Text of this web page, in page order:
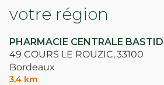
votre région
PHARMACIE CENTRALE
49 COURS LE ROUZIC,33100
Bordeaux
3,4 km